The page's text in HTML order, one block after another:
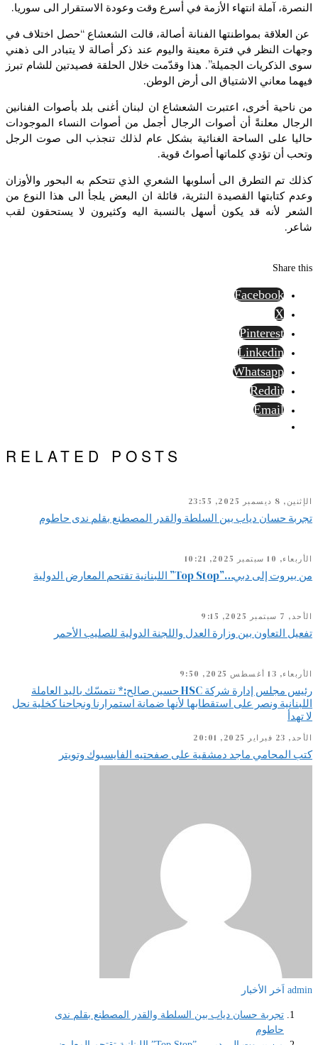
النصرة، آملة انتهاء الأزمة في أسرع وقت وعودة الاستقرار الى سوريا.
عن العلاقة بمواطنتها الفنانة أصالة، قالت الشعشاع “حصل اختلاف في
وجهات النظر في فترة معينة واليوم عند ذكر أصالة لا يتبادر الى ذهني
سوى الذكريات الجميلة”. هذا وقدّمت خلال الحلقة فصيدتين للشام تبرز
فيهما معاني الاشتياق الى أرض الوطن.
من ناحية أخرى، اعتبرت الشعشاع ان لبنان أغنى بلد بأصوات الفنانين
الرجال معلنةً أن أصوات الرجال أجمل من أصوات النساء الموجودات
حاليا على الساحة الغنائية بشكل عام لذلك تنجذب الى صوت الرجل
وتحب أن تؤدي كلماتها أصواتٌ قوية.
كذلك تم التطرق الى أسلوبها الشعري الذي تتحكم به البحور والأوزان
وعدم كتابتها القصيدة النثرية، قائلة ان البعض يلجأ الى هذا النوع من
الشعر لأنه قد يكون أسهل بالنسبة اليه وكثيرون لا يستحقون لقب
شاعر.
Share this
Facebook
X
Pinterest
Linkedin
Whatsapp
Reddit
Email
RELATED POSTS
الإثنين, 8 ديسمبر 2025, 23:55
تجربة حسان دياب بين السلطة والقدر المصطنع بقلم ندى حاطوم
الأربعاء, 10 سبتمبر 2025, 10:21
من بيروت إلى دبي…”Top Stop” اللبنانية تقتحم المعارض الدولية
الأحد, 7 سبتمبر 2025, 9:15
تفعيل التعاون بين وزارة العدل واللجنة الدولية للصليب الأحمر
الأربعاء, 13 أغسطس 2025, 9:50
رئيس مجلس إدارة شركة HSC حسين صالح:* نتمسّك باليد العاملة
اللبنانية ونصر على استقطابها لأنها ضمانة استمرارنا ونجاحنا كخلية نحل
لا تهدأ
الأحد, 23 فبراير 2025, 20:01
كتب المحامي ماجد دمشقية على صفحتيه الفايسبوك وتويتر
admin اَخر الأخبار
تجربة حسان دياب بين السلطة والقدر المصطنع بقلم ندى
حاطوم